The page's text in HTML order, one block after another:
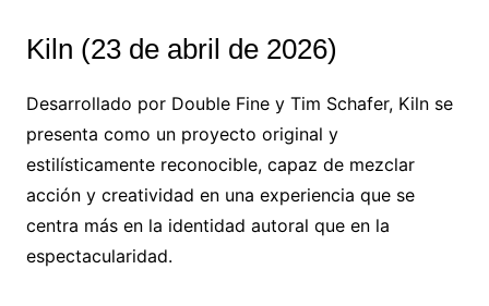
Kiln (23 de abril de 2026)
Desarrollado por Double Fine y Tim Schafer, Kiln se
presenta como un proyecto original y
estilísticamente reconocible, capaz de mezclar
acción y creatividad en una experiencia que se
centra más en la identidad autoral que en la
espectacularidad.